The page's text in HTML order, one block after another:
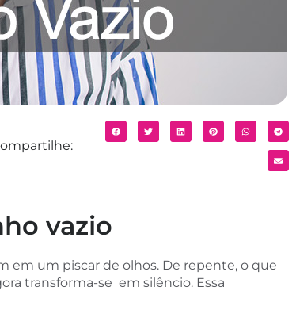
vazio
em um piscar de olhos. De repente, o que
transforma-se em silêncio. Essa